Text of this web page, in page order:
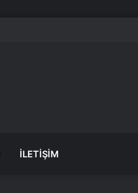
İLETIŞIM